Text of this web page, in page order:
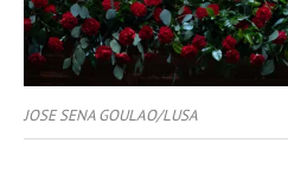
JOSE SENA GOULAO/LUSA